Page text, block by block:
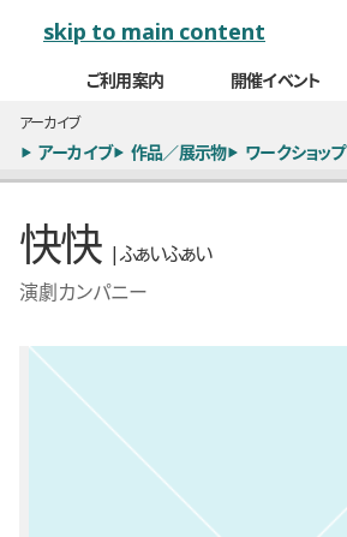
skip to main content
ご利用案内 開催イベント
アーカイブ
アーカイブ 作品／展示物 ワークショップ
快快 | ふぁいふぁい
演劇カンパニー